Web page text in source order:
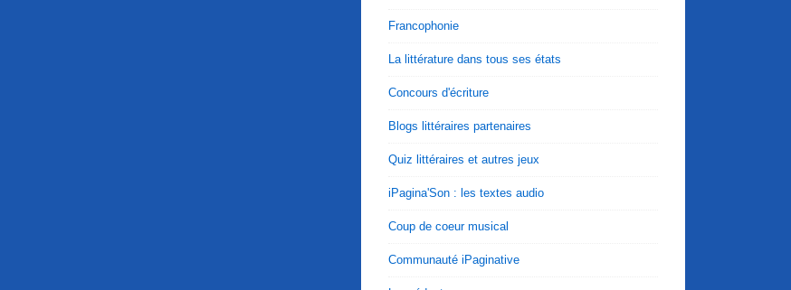
Francophonie
La littérature dans tous ses états
Concours d'écriture
Blogs littéraires partenaires
Quiz littéraires et autres jeux
iPagina'Son : les textes audio
Coup de coeur musical
Communauté iPaginative